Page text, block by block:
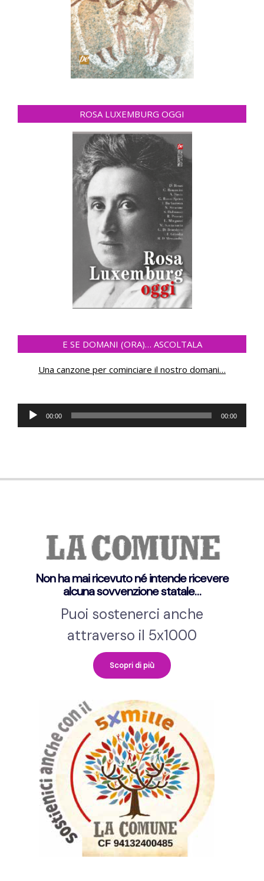
ROSA LUXEMBURG OGGI
E SE DOMANI (ORA)… ASCOLTALA
Una canzone per cominciare il nostro domani…
Audio
Player
00:00 00:00
Non ha mai ricevuto né intende ricevere
alcuna sovvenzione statale…
Puoi sostenerci anche
attraverso il 5x1000
Scopri di più